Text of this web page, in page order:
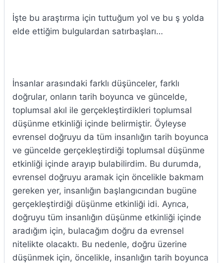
İşte bu araştırma için tuttuğum yol ve bu ş yolda
elde ettiğim bulgulardan satırbaşları…
İnsanlar arasındaki farklı düşünceler, farklı
doğrular, onların tarih boyunca ve güncelde,
toplumsal akıl ile gerçekleştirdikleri toplumsal
düşünme etkinliği içinde belirmiştir. Öyleyse
evrensel doğruyu da tüm insanlığın tarih boyunca
ve güncelde gerçekleştirdiği toplumsal düşünme
etkinliği içinde arayıp bulabilirdim. Bu durumda,
evrensel doğruyu aramak için öncelikle bakmam
gereken yer, insanlığın başlangıcından bugüne
gerçekleştirdiği düşünme etkinliği idi. Ayrıca,
doğruyu tüm insanlığın düşünme etkinliği içinde
aradığım için, bulacağım doğru da evrensel
nitelikte olacaktı. Bu nedenle, doğru üzerine
düşünmek için, öncelikle, insanlığın tarih boyunca